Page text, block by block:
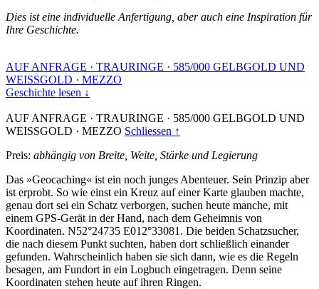
Dies ist eine individuelle Anfertigung, aber auch eine Inspiration für
Ihre Geschichte.
AUF ANFRAGE · TRAURINGE · 585/000 GELBGOLD UND
WEISSGOLD · MEZZO
Geschichte lesen ↓
AUF ANFRAGE · TRAURINGE · 585/000 GELBGOLD UND
WEISSGOLD · MEZZO Schliessen ↑
Preis: abhängig von Breite, Weite, Stärke und Legierung
Das »Geocaching« ist ein noch junges Abenteuer. Sein Prinzip aber
ist erprobt. So wie einst ein Kreuz auf einer Karte glauben machte,
genau dort sei ein Schatz verborgen, suchen heute manche, mit
einem GPS-Gerät in der Hand, nach dem Geheimnis von
Koordinaten. N52°24735 E012°33081. Die beiden Schatzsucher,
die nach diesem Punkt suchten, haben dort schließlich einander
gefunden. Wahrscheinlich haben sie sich dann, wie es die Regeln
besagen, am Fundort in ein Logbuch eingetragen. Denn seine
Koordinaten stehen heute auf ihren Ringen.